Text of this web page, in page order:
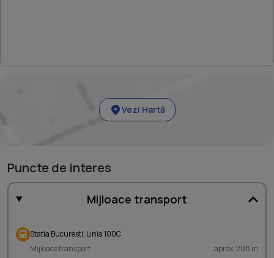
Vezi Hartă
Puncte de interes
Mijloace transport
Statia Bucuresti; Linia 100C
Mijloace transport
aprox. 208 m